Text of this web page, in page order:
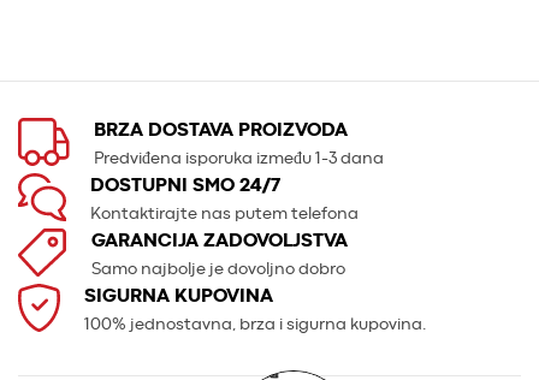
BRZA DOSTAVA PROIZVODA
Predviđena isporuka između 1-3 dana
DOSTUPNI SMO 24/7
Kontaktirajte nas putem telefona
GARANCIJA ZADOVOLJSTVA
Samo najbolje je dovoljno dobro
SIGURNA KUPOVINA
100% jednostavna, brza i sigurna kupovina.